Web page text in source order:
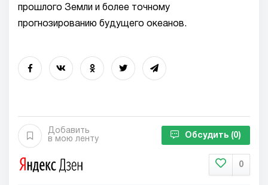
прошлого Земли и более точному
прогнозированию будущего океанов.
Добавить
в мою ленту
Обсудить (0)
0